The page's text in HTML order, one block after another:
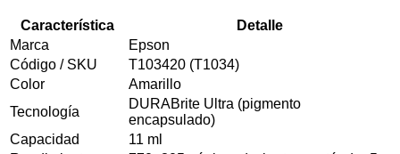
Característica
Detalle
Marca
Epson
Código / SKU
T103420 (T1034)
Color
Amarillo
Tecnología
DURABrite Ultra (pigmento
encapsulado)
Capacidad
11 ml